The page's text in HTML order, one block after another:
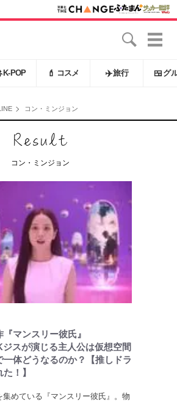
K-POP 💄 コスメ ✈️旅行 🍱 グ
コン・ミンジョン
コン・ミンジョン
マンスリー彼氏』
スが演じる主人公は仮想空間
一体どうなるのか？【推しドラ
！】
集めている『マンスリー彼氏』。物